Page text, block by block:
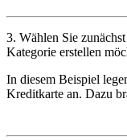
3. Wählen Sie
Kategorie erstellen
In diesem Beispiel
Kreditkarte an. Dazu